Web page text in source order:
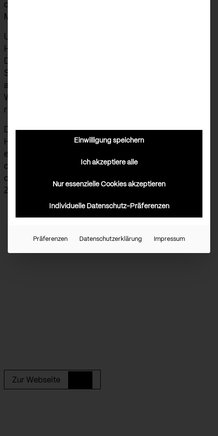
die Praxis für langfristige Betreuung von
Menschen jeden Alters.
Unsere Aufgabe: Ein Markenauftritt, der diese
Haltung sichtbar macht. Zurückhaltend im
Design, präzise in der Sprache, klar in der
Struktur. Das Erscheinungsbild: fein
abgestimmt, natürlich, mit Charakter. Die
Website: benutzerfreundlich, informativ und
ruhig im Ton.
Der Claim „Ihr gesundes Lächeln ist unser
Handwerk“ ist dabei kein Versprechen, sondern
ein gelebter Anspruch – in der Behandlung wie in
der Kommunikation. Das Ergebnis: Ein Auftritt,
der Vertrauen schafft. Zahnwohl Calw – für
Zahnmedizin mit Substanz.
Zur Webseite
Einwilligung speichern
Ich akzeptiere alle
Nur essenzielle Cookies akzeptieren
Individuelle Datenschutz-Präferenzen
Präferenzen Datenschutzerklärung Impressum